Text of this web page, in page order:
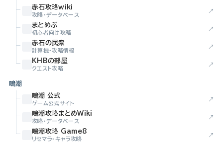
赤石攻略wiki
攻略・データベース
↗
まとめぶ
初心者向け攻略
↗
赤石の民衆
計算機・攻略情報
↗
KHBの部屋
クエスト攻略
↗
鳴潮
鳴潮 公式
ゲーム公式サイト
↗
鳴潮攻略まとめWiki
攻略・データベース
↗
鳴潮攻略 Game8
リセマラ・キャラ攻略
↗